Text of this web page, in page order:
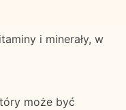
i minerały, w
może być